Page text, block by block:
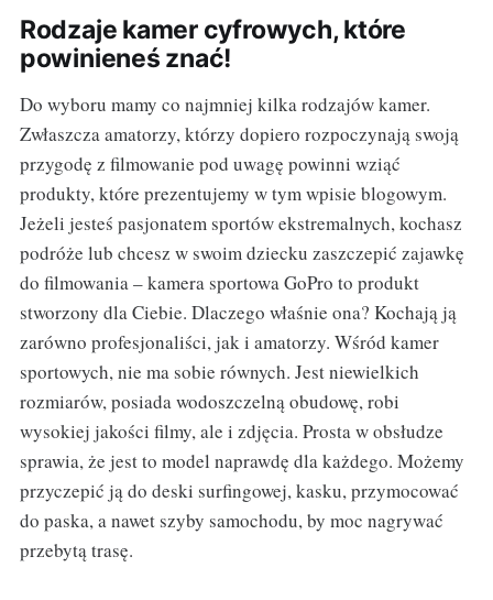
Rodzaje kamer cyfrowych, które
powinieneś znać!
Do wyboru mamy co najmniej kilka rodzajów kamer.
Zwłaszcza amatorzy, którzy dopiero rozpoczynają swoją
przygodę z filmowanie pod uwagę powinni wziąć
produkty, które prezentujemy w tym wpisie blogowym.
Jeżeli jesteś pasjonatem sportów ekstremalnych, kochasz
podróże lub chcesz w swoim dziecku zaszczepić zajawkę
do filmowania – kamera sportowa GoPro to produkt
stworzony dla Ciebie. Dlaczego właśnie ona? Kochają ją
zarówno profesjonaliści, jak i amatorzy. Wśród kamer
sportowych, nie ma sobie równych. Jest niewielkich
rozmiarów, posiada wodoszczelną obudowę, robi
wysokiej jakości filmy, ale i zdjęcia. Prosta w obsłudze
sprawia, że jest to model naprawdę dla każdego. Możemy
przyczepić ją do deski surfingowej, kasku, przymocować
do paska, a nawet szyby samochodu, by moc nagrywać
przebytą trasę.